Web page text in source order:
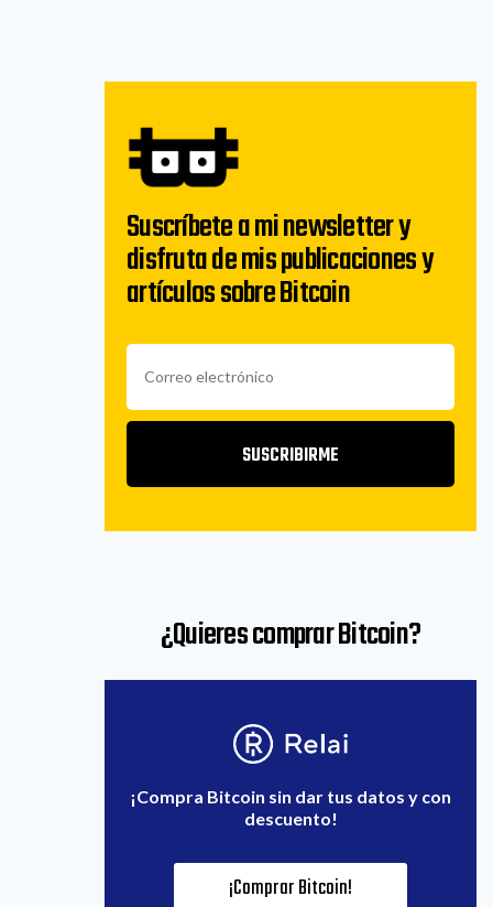
Suscríbete a mi newsletter y
disfruta de mis publicaciones y
artículos sobre Bitcoin
SUSCRIBIRME
¿Quieres comprar Bitcoin?
¡Compra Bitcoin sin dar tus datos y con
descuento!
¡Comprar Bitcoin!